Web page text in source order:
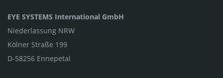
EYE SYSTEMS International GmbH
Niederlassung NRW
Kölner Straße 199
D-58256 Ennepetal